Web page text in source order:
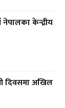
नेपालका केन्द्रीय
दिवसमा अखिल